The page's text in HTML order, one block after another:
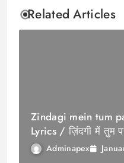
Related Articles
Zindagi mein tum
Lyrics / ज़िंदगी में तुम
Adminapex